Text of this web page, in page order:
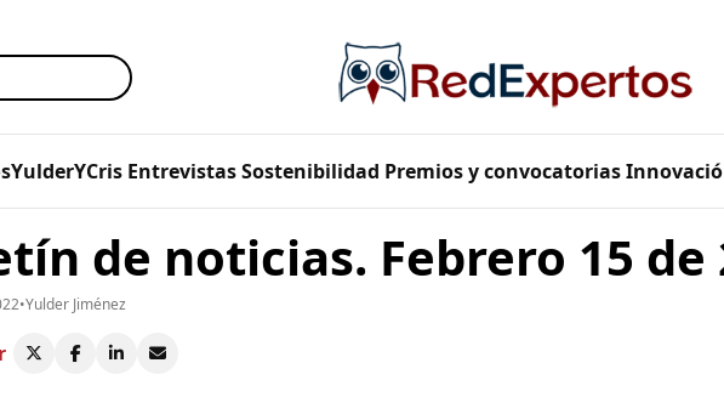
Entrevistas Sostenibilidad Premios y convocatorias
de noticias. Febrero 15 de
•Yulder Jiménez